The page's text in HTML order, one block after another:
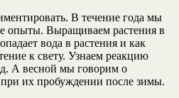
В течение года мы
опыты. Выращиваем растения в
вода в растения и как
к свету. Узнаем реакцию
д. А весной мы говорим о
их пробуждении после зимы.